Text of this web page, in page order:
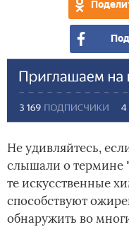
Не удивляйтесь,
слышали о термине
те искусственные
способствуют
обнаружить во